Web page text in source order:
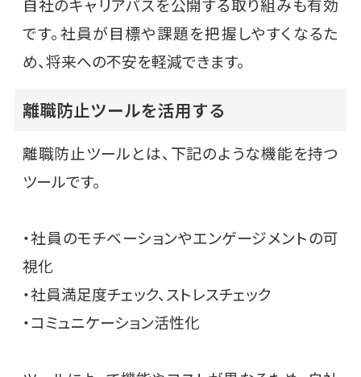
です。社員が目標や課題を把握しやすくなるた
め、将来への不安を軽減できます。
離職防止ツールを活用する
離職防止ツールとは、下記のような機能を持つ
ツールです。
・社員のモチベーションやエンゲージメントの可
視化
・社員満足度チェック、ストレスチェック
・コミュニケーション活性化